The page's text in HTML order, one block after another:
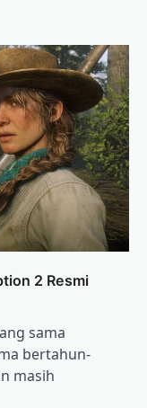
2 Resmi
sama
bertahun-
masih